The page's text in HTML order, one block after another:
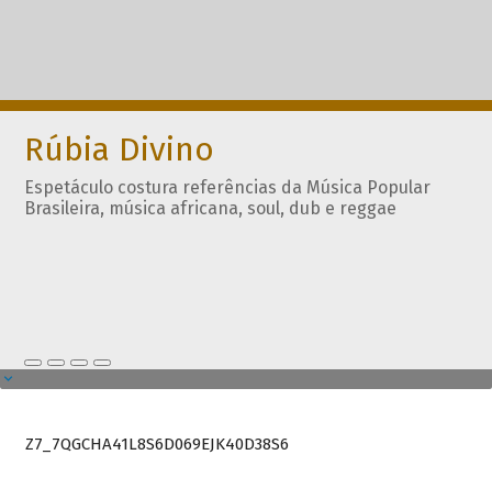
Rúbia Divino
Espetáculo costura referências da Música Popular
Brasileira, música africana, soul, dub e reggae
Z7_7QGCHA41L8S6D069EJK40D38S6